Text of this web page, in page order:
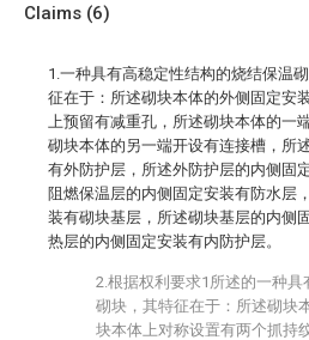
Claims (6)
1.一种具有高稳定性结构的烧结保温
征在于：所述砌块本体的外侧固定安
上预留有减重孔，所述砌块本体的一
砌块本体的另一端开设有连接槽，所
有外防护层，所述外防护层的内侧固
阻燃保温层的内侧固定安装有防水层
装有砌块基层，所述砌块基层的内侧
热层的内侧固定安装有内防护层。
2.根据权利要求1所述的一种
砌块，其特征在于：所述砌块
块本体上对称设置有两个抓持